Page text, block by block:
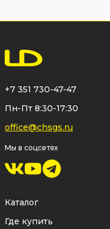
уплотнения
стабильную
+7 351 730-47-47
Пн-Пт 8:30-17:30
office@chsgs.ru
Мы в соцсетях
Каталог
Где купить